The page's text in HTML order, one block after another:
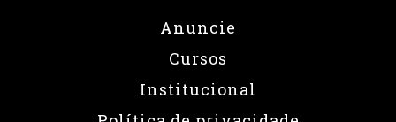
Anuncie
Cursos
Institucional